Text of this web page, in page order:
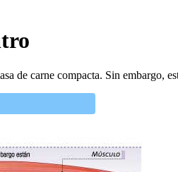
de carne compacta. Sin embargo,